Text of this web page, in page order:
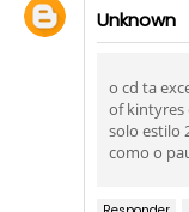
Unknown
o cd ta
of kintyres
solo estilo
como o